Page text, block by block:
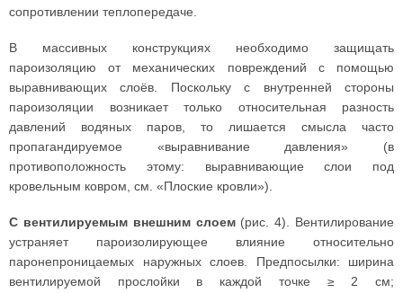
сопротивлении теплопередаче.
В массивных конструкциях необходимо защищать
пароизоляцию от механических повреждений с помощью
выравнивающих слоёв. Поскольку с внутренней стороны
пароизоляции возникает только относительная разность
давлений водяных паров, то лишается смысла часто
пропагандируемое «выравнивание давления» (в
противоположность этому: выравнивающие слои под
кровельным ковром, см. «Плоские кровли»).
С вентилируемым внешним слоем(рис. 4). Вентилирование
устраняет пароизолирующее влияние относительно
паронепроницаемых наружных слоев. Предпосылки: ширина
вентилируемой прослойки в каждой точке ≥ 2 см;